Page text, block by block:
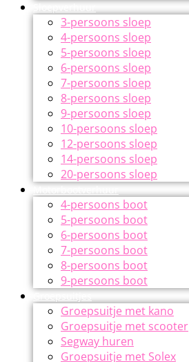
Sloepverhuur
3-persoons sloep
4-persoons sloep
5-persoons sloep
6-persoons sloep
7-persoons sloep
8-persoons sloep
9-persoons sloep
10-persoons sloep
12-persoons sloep
14-persoons sloep
20-persoons sloep
Motorbootverhuur
4-persoons boot
5-persoons boot
6-persoons boot
7-persoons boot
8-persoons boot
9-persoons boot
Groepsuitjes
Groepsuitje met kano
Groepsuitje met scooter
Segway huren
Groepsuitje met Solex